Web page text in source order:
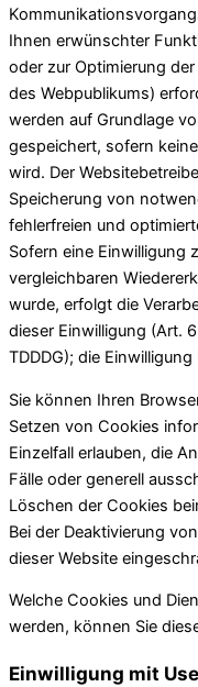
Ihnen erwünschter
oder zur Optimierung
des Webpublikums)
werden auf Grundlage
gespeichert, sofern
wird. Der
Speicherung von
fehlerfreien und
Sofern eine Einwilligung
vergleichbaren
wurde, erfolgt die
dieser Einwilligung (Art.
TDDDG); die
Sie können Ihren
Setzen von Cookies
Einzelfall erlauben, die
Fälle oder generell
Löschen der Cookies
Bei der Deaktivierung
dieser Website
Welche Cookies und
werden, können Sie
Einwilligung mit